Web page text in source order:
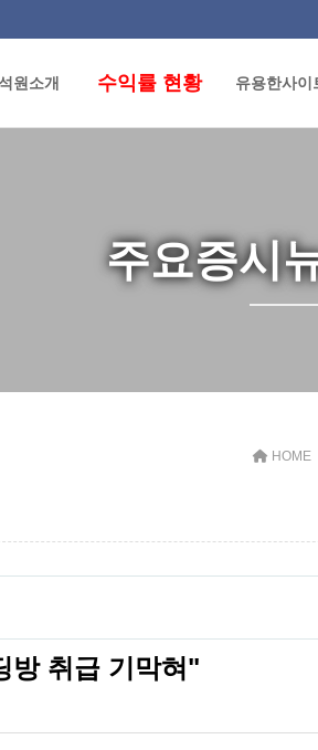
원소개 수익률 현황 유용한사이
주요증시
HOME
방 취급 기막혀"